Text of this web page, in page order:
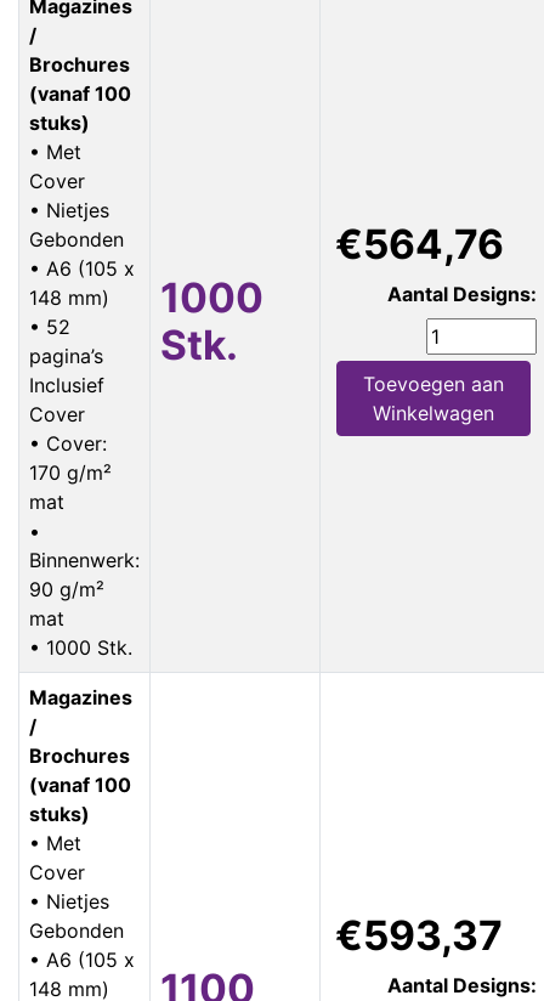
Magazines
/
Brochures
(vanaf 100
stuks)
• Met
Cover
• Nietjes
Gebonden
• A6 (105 x
148 mm)
• 52
pagina’s
Inclusief
Cover
• Cover:
170 g/m²
mat
•
Binnenwerk:
90 g/m²
mat
• 1000 Stk.
1000
Stk.
€564,76
Aantal Designs:
Toevoegen aan
Winkelwagen
Magazines
/
Brochures
(vanaf 100
stuks)
• Met
Cover
• Nietjes
Gebonden
• A6 (105 x
148 mm)
1100
€593,37
Aantal Designs: